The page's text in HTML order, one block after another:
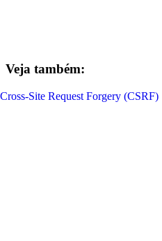
Veja também:
Cross-Site Request Forgery (CSRF)